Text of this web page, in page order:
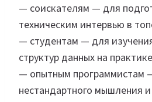
— соискателям — для
техническим интервью в
— студентам — для
структур данных на практике
— опытным программистам
нестандартного мышления и